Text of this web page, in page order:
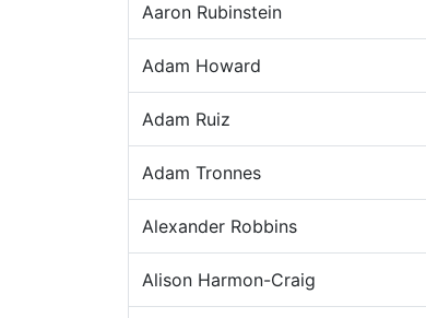
Aaron Rubinstein
Adam Howard
Adam Ruiz
Adam Tronnes
Alexander Robbins
Alison Harmon-Craig